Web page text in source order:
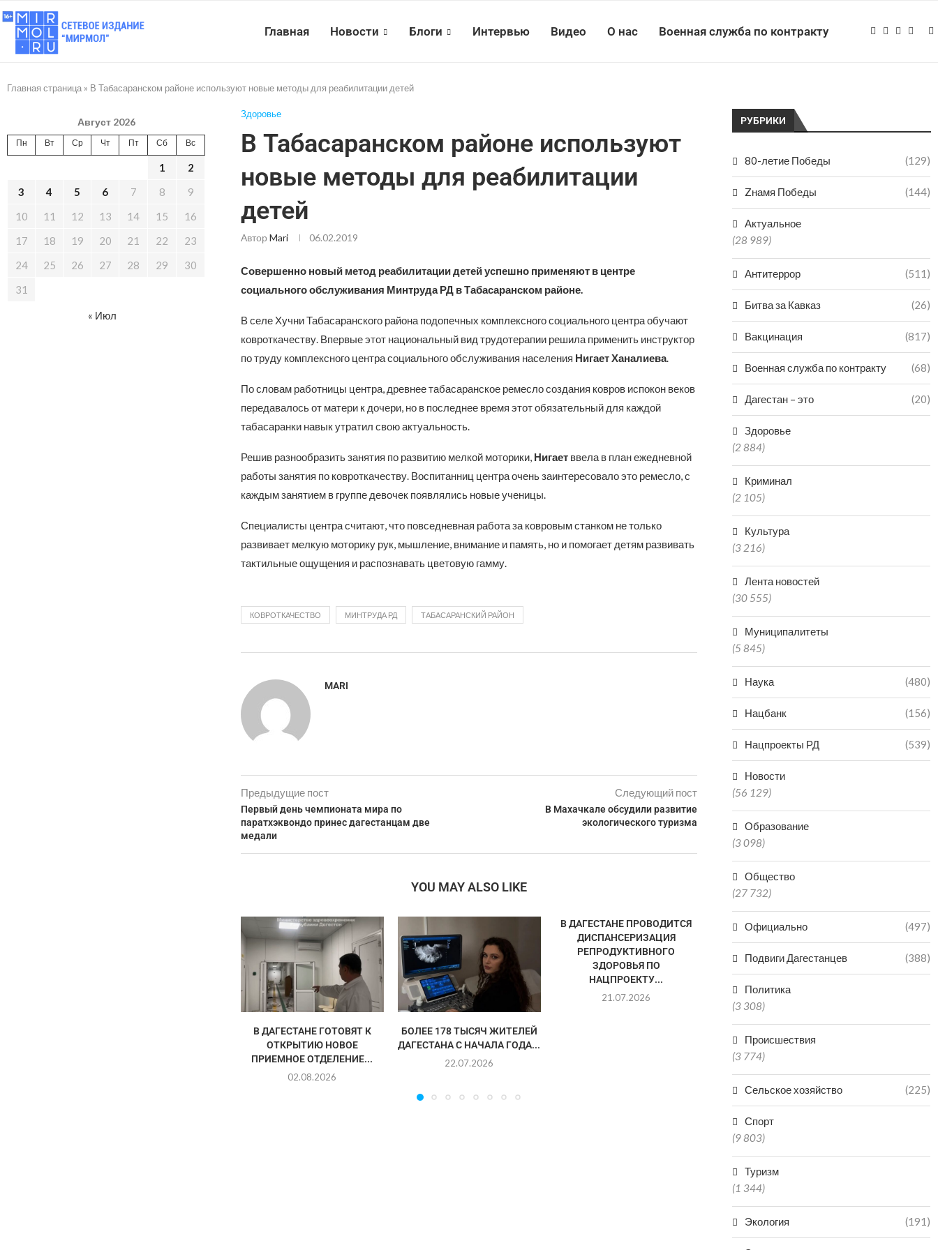
Главная Новости Блоги Интервью Видео О нас Военная служба по контракту
Главная страница » В Табасаранском районе используют новые методы для реабилитации детей
Здоровье
В Табасаранском районе используют
новые методы для реабилитации
детей
Автор Mari 06.02.2019
Совершенно новый метод реабилитации детей успешно применяют в центре
социального обслуживания Минтруда РД в Табасаранском районе.
В селе Хучни Табасаранского района подопечных комплексного социального центра обучают
ковроткачеству. Впервые этот национальный вид трудотерапии решила применить инструктор
по труду комплексного центра социального обслуживания населения Нигает Ханалиева.
По словам работницы центра, древнее табасаранское ремесло создания ковров испокон веков
передавалось от матери к дочери, но в последнее время этот обязательный для каждой
табасаранки навык утратил свою актуальность.
Решив разнообразить занятия по развитию мелкой моторики, Нигаетввела в план ежедневной
работы занятия по ковроткачеству. Воспитанниц центра очень заинтересовало это ремесло, с
каждым занятием в группе девочек появлялись новые ученицы.
Специалисты центра считают, что повседневная работа за ковровым станком не только
развивает мелкую моторику рук, мышление, внимание и память, но и помогает детям развивать
тактильные ощущения и распознавать цветовую гамму.
КОВРОТКАЧЕСТВО МИНТРУДА РД ТАБАСАРАНСКИЙ РАЙОН
MARI
Предыдущие пост
Первый день чемпионата мира по
паратхэквондо принес дагестанцам две
медали
Следующий пост
В Махачкале обсудили развитие
экологического туризма
YOU MAY ALSO LIKE
В ДАГЕСТАНЕ ГОТОВЯТ К
ОТКРЫТИЮ НОВОЕ
ПРИЕМНОЕ ОТДЕЛЕНИЕ...
02.08.2026
БОЛЕЕ 178 ТЫСЯЧ ЖИТЕЛЕЙ
ДАГЕСТАНА С НАЧАЛА ГОДА...
22.07.2026
В ДАГЕСТАНЕ ПРОВОДИТСЯ
ДИСПАНСЕРИЗАЦИЯ
РЕПРОДУКТИВНОГО
ЗДОРОВЬЯ ПО
НАЦПРОЕКТУ...
21.07.2026
ЗАБОЛЕВАЕМОСТИ ВИЧ-
ИНФЕКЦИЕЙ
ЗАФИКСИРОВАНО В
ДАГЕСТАНЕ
16.07.2026
РУБРИКИ
80-летие Победы (129)
Zнамя Победы (144)
Актуальное
(28 989)
Антитеррор (511)
Битва за Кавказ (26)
Вакцинация (817)
Военная служба по контракту (68)
Дагестан – это (20)
Здоровье
(2 884)
Криминал
(2 105)
Культура
(3 216)
Лента новостей
(30 555)
Муниципалитеты
(5 845)
Наука (480)
Нацбанк (156)
Нацпроекты РД (539)
Новости
(56 129)
Образование
(3 098)
Общество
(27 732)
Официально (497)
Подвиги Дагестанцев (388)
Политика
(3 308)
Происшествия
(3 774)
Сельское хозяйство (225)
Спорт
(9 803)
Туризм
(1 344)
Экология (191)
Август 2026
Пн Вт Ср Чт Пт Сб Вс
1
2
3
4 5 6 7 8
9
10
11 12 13 14 15
16
17
18 19 20 21 22
23
24
25 26 27 28 29
30
31
« Июл